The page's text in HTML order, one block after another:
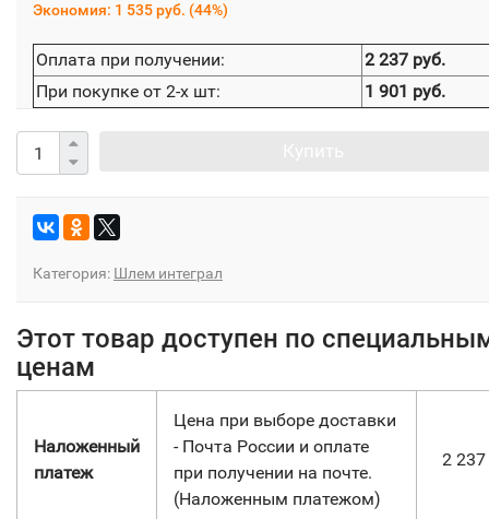
Экономия: 1 535 руб. (44%)
Оплата при получении:
2 237 руб.
При покупке от 2-х шт:
1 901 руб.
Категория: Шлем интеграл
Этот товар доступен по
ценам
Наложенный
платеж
Цена при выборе доставки
- Почта России и оплате
при получении на почте.
(Наложенным платежом)
2 237